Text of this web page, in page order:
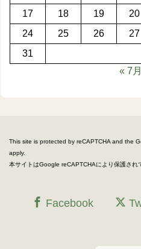
17
18 19 20
24
25 26 27
31
« 7月
This site is protected by reCAPTCHA and the
apply.
本サイトはGoogle reCAPTCHAにより保護され
Facebook